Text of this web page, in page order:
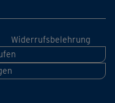
Widerrufsbelehrung